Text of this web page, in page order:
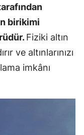
birikimi
Fiziki altın
ve altınlarınızı
imkânı